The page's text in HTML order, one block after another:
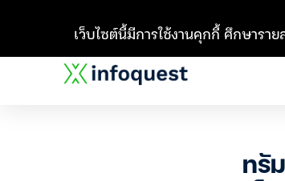
ทรั
เว็บไซต์นี้มีการใช้งานคุกกี้ ศึกษาราย